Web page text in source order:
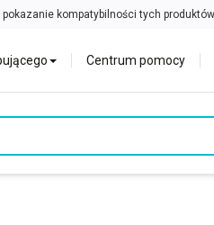
Centrum pomocy